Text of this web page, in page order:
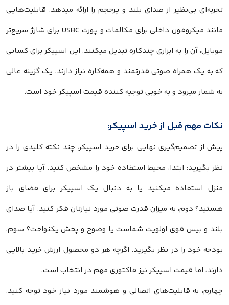
تجربه‌ای بی‌نظیر از صدای بلند و پرحجم را ارائه میدهد. قابلیت‌هایی
مانند میکروفون داخلی برای مکالمات و پورت USBC برای شارژ سریع‌تر
موبایل، آن را به ابزاری چندکاره تبدیل میکنند. این اسپیکر برای کسانی
که به یک همراه صوتی قدرتمند و همه‌کاره نیاز دارند، یک گزینه عالی
به شمار میرود و به خوبی توجیه کننده قیمت اسپیکر خود است.
نکات مهم قبل از خرید اسپیکر:
پیش از تصمیم‌گیری نهایی برای خرید اسپیکر، چند نکته کلیدی را در
نظر بگیرید: ابتدا، محیط استفاده خود را مشخص کنید. آیا بیشتر در
منزل استفاده میکنید یا به دنبال یک اسپیکر برای فضای باز
هستید؟ دوم، به میزان قدرت صوتی مورد نیازتان فکر کنید. آیا صدای
بلند و بیس قوی اولویت شماست یا وضوح و پخش یکنواخت؟ سوم،
بودجه خود را در نظر بگیرید. اگرچه هر دو محصول ارزش خرید بالایی
دارند، اما قیمت اسپیکر نیز فاکتوری مهم در انتخاب است.
چهارم، به قابلیت‌های اتصالی و هوشمند مورد نیاز خود توجه کنید.